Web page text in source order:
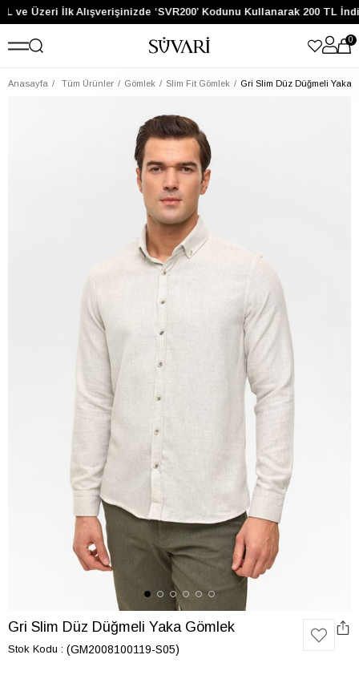
ve Üzeri İlk Alışverişinizde ‘SVR200’ Kodunu Kullanarak 200 TL
0
Anasayfa Tüm Ürünler Gömlek Slim Fit Gömlek Gri Slim Düz Düğmeli Yaka
Gri Slim Düz Düğmeli Yaka Gömlek
Stok Kodu (GM2008100119-S05)